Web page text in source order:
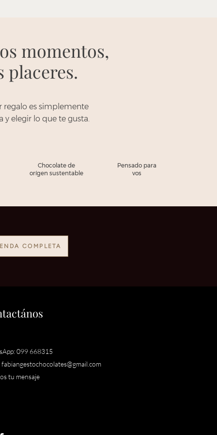
momentos,
placeres.
regalo es simplemente
y elegir lo que te gusta.
Chocolate de
orígen sustentable
Pensado para
vos
COMPLETA
099 668315
fabiangestochocolates@gmail.com
tu mensaje